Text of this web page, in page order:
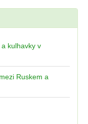
kulhavky v
Ruskem a